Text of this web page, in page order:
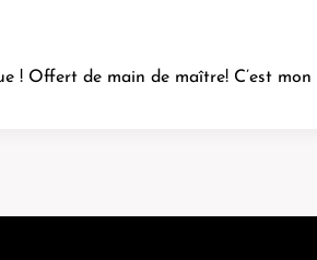
! Offert de main de maître! C’est